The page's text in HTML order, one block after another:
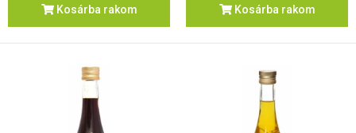
Kosárba rakom Kosárba rakom